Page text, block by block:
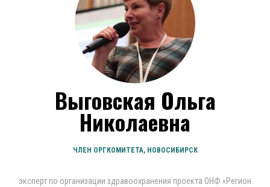
Выговская Ольга
Николаевна
ЧЛЕН ОРГКОМИТЕТА, НОВОСИБИРСК
эксперт по организации здравоохранения проекта ОНФ «Регион